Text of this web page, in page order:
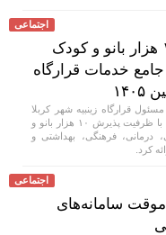
اجتماعی
میزبانی از ۱۰ هزار بانو و کودک
جامع خدمات قرارگاه
مسئول قرارگاه زینبیه شهر کربلا
گفت: قرارگاه زینبیه با ظرفیت پذیرش ۱۰ هزار بانو و
درمانی، فرهنگی، بهداشتی و
کرد.
اجتماعی
سامانه‌های